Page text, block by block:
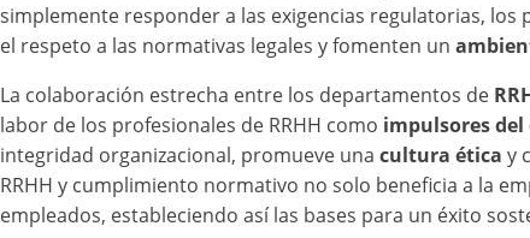
simplemente responder a las exigencias regulatorias,
el respeto a las normativas legales y fomenten un
La colaboración estrecha entre los departamentos de
labor de los profesionales de RRHH como impulsores
integridad organizacional, promueve una cultura ética y
RRHH y cumplimiento normativo no solo beneficia a la
empleados, estableciendo así las bases para un éxito